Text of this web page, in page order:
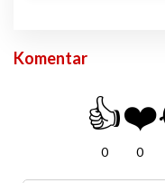
Komentar
👍
0
❤️
0